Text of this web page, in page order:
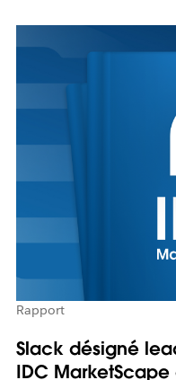
Rapport
Slack désigné
IDC